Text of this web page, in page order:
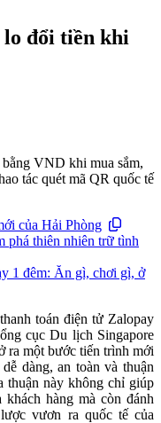
lo đổi tiền khi
VND khi mua sắm,
tác quét mã QR quốc tế
của Hải Phòng
phá thiên nhiên trữ tình
1 đêm: Ăn gì, chơi gì, ở
toán điện tử Zalopay
cục Du lịch Singapore
ra một bước tiến trình mới
dàng, an toàn và thuận
thuận này không chỉ giúp
hàng mà còn đánh
vươn ra quốc tế của